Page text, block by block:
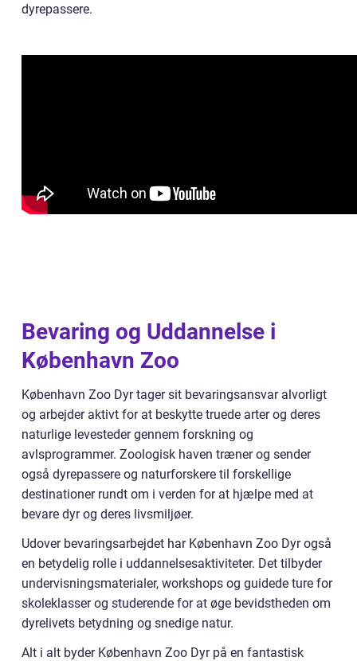
dyrepassere.
Bevaring og Uddannelse i
København Zoo
København Zoo Dyr tager sit bevaringsansvar alvorligt
og arbejder aktivt for at beskytte truede arter og deres
naturlige levesteder gennem forskning og
avlsprogrammer. Zoologisk haven træner og sender
også dyrepassere og naturforskere til forskellige
destinationer rundt om i verden for at hjælpe med at
bevare dyr og deres livsmiljøer.
Udover bevaringsarbejdet har København Zoo Dyr også
en betydelig rolle i uddannelsesaktiviteter. Det tilbyder
undervisningsmaterialer, workshops og guidede ture for
skoleklasser og studerende for at øge bevidstheden om
dyrelivets betydning og snedige natur.
Alt i alt byder København Zoo Dyr på en fantastisk